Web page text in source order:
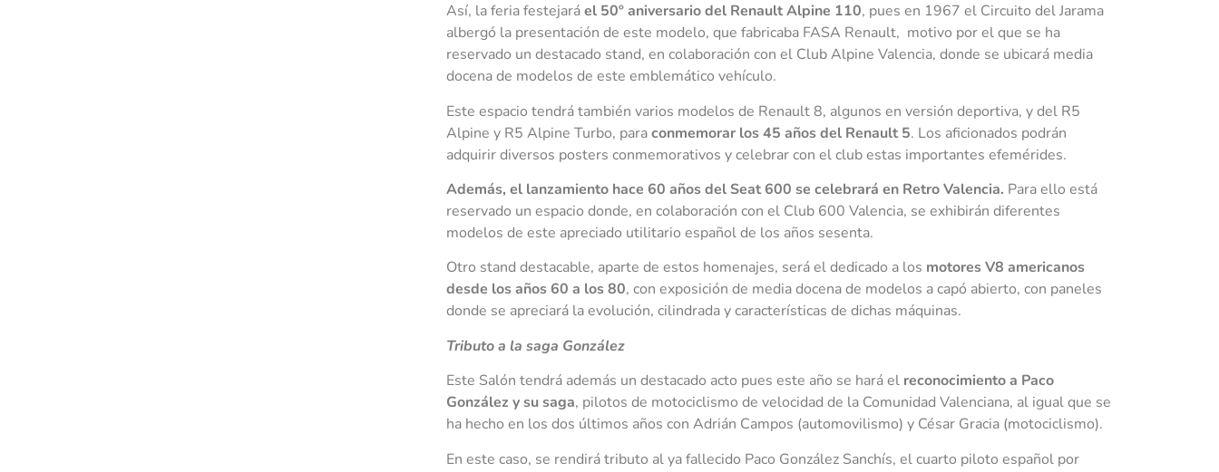
Así, la feria festejaráel 50º aniversario del Renault Alpine 110, pues en 1967 el Circuito del Jarama
albergó la presentación de este modelo, que fabricaba FASA Renault, motivo por el que se ha
reservado un destacado stand, en colaboración con el Club Alpine Valencia, donde se ubicará media
docena de modelos de este emblemático vehículo.
Este espacio tendrá también varios modelos de Renault 8, algunos en versión deportiva, y del R5
Alpine y R5 Alpine Turbo, paraconmemorar los 45 años del Renault 5. Los aficionados podrán
adquirir diversos posters conmemorativos y celebrar con el club estas importantes efemérides.
Además, el lanzamiento hace 60 años del Seat 600 se celebrará en Retro Valencia. Para ello está
reservado un espacio donde, en colaboración con el Club 600 Valencia, se exhibirán diferentes
modelos de este apreciado utilitario español de los años sesenta.
Otro stand destacable, aparte de estos homenajes, será el dedicado a los motores V8 americanos
desde los años 60 a los 80, con exposición de media docena de modelos a capó abierto, con paneles
donde se apreciará la evolución, cilindrada y características de dichas máquinas.
Tributo a la saga González
Este Salón tendrá además un destacado acto pues este año se hará el reconocimiento a Paco
González y su saga, pilotos de motociclismo de velocidad de la Comunidad Valenciana, al igual que se
ha hecho en los dos últimos años con Adrián Campos (automovilismo) y César Gracia (motociclismo).
En este caso, se rendirá tributo al ya fallecido Paco González Sanchís, el cuarto piloto español por